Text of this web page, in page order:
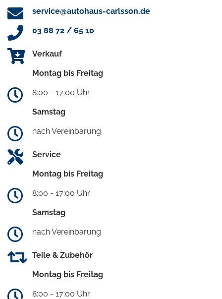
service@autohaus-carlsson.de
03 88 72 / 65 10
Verkauf
Montag bis Freitag
8:00 - 17:00 Uhr
Samstag
nach Vereinbarung
Service
Montag bis Freitag
8:00 - 17:00 Uhr
Samstag
nach Vereinbarung
Teile & Zubehör
Montag bis Freitag
8:00 - 17:00 Uhr